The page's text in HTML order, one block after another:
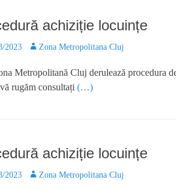
achiziție locuințe
2023 Zona Metropolitana Cluj
Metropolitană Cluj derulează procedura
rugăm consultați (…)
achiziție locuințe
2023 Zona Metropolitana Cluj